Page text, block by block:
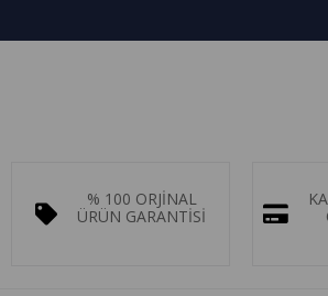
% 100 ORJİNAL
ÜRÜN GARANTİSİ